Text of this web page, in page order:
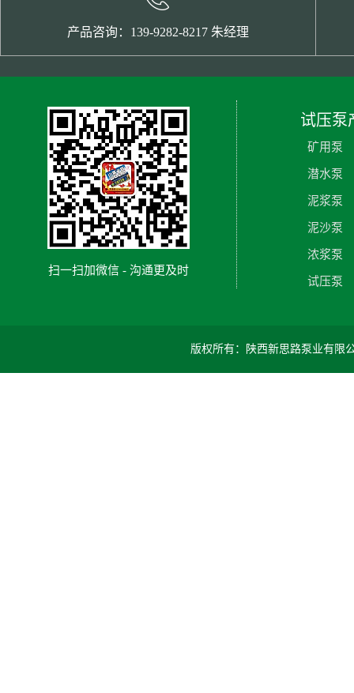
产品咨询：139-9282-8217 朱经理
扫一扫加微信 - 沟通更及时
试压泵
矿用泵
潜水泵
泥浆泵
泥沙泵
浓浆泵
试压泵
版权所有：陕西新思路泵业